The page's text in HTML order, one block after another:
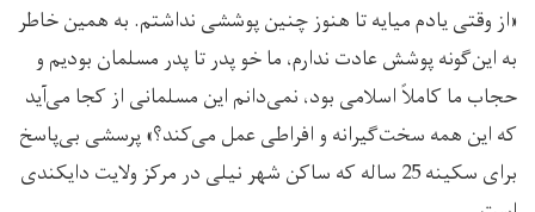
«از وقتی یادم میایه تا هنوز چنین پوششی نداشتم. به همین خاطر
به این‌گونه پوشش عادت ندارم، ما خو پدر تا پدر مسلمان بودیم و
حجاب ما کاملاً اسلامی بود، نمی‌دانم این مسلمانی از کجا می‌آید
که این همه سخت‌گیرانه و افراطی عمل می‌کند؟» پرسشی بی‌پاسخ
برای سکینه 25 ساله که ساکن شهر نیلی در مرکز ولایت دایکندی